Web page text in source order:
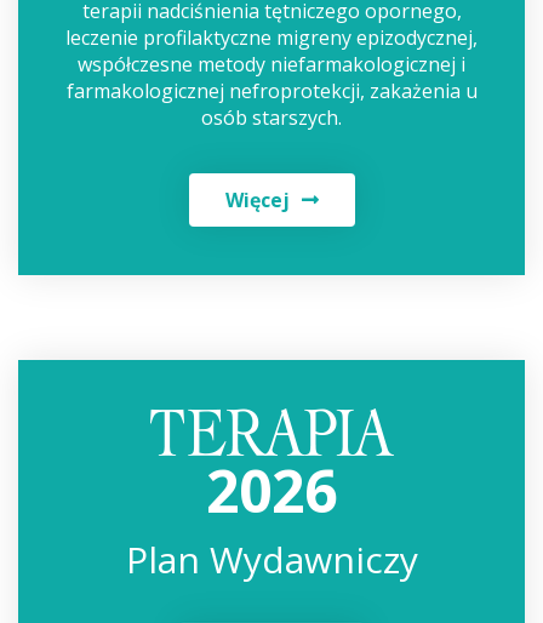
terapii nadciśnienia tętniczego opornego,
leczenie profilaktyczne migreny epizodycznej,
współczesne metody niefarmakologicznej i
farmakologicznej nefroprotekcji, zakażenia u
osób starszych.
Więcej
2026
Plan Wydawniczy